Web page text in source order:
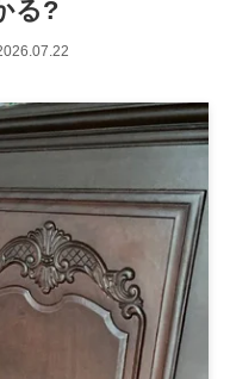
る?